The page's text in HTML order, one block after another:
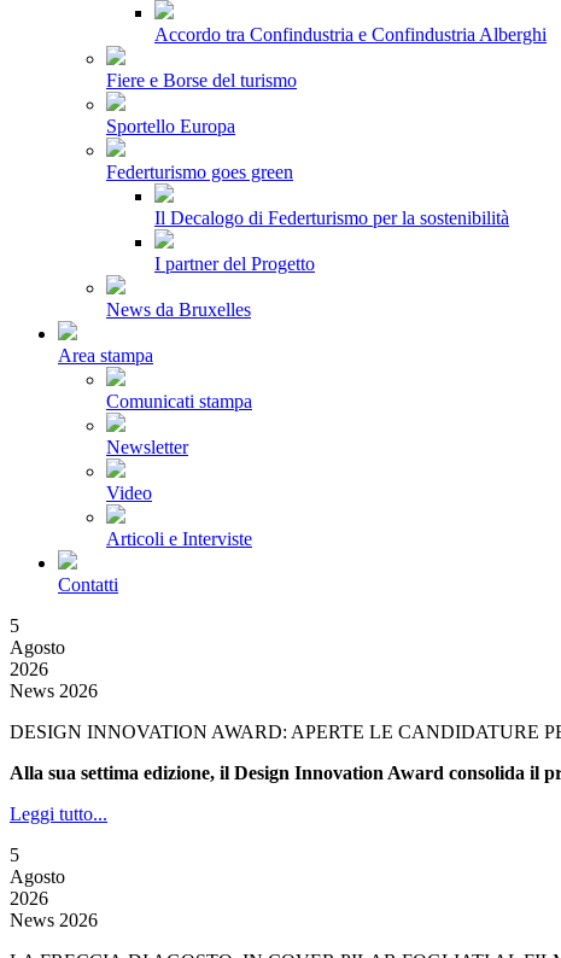
Accordo tra Confindustria e Confindustria Alberghi
Fiere e Borse del turismo
Sportello Europa
Federturismo goes green
Il Decalogo di Federturismo per la sostenibilità
I partner del Progetto
News da Bruxelles
Area stampa
Comunicati stampa
Newsletter
Video
Articoli e Interviste
Contatti
5
Agosto
2026
News 2026
DESIGN INNOVATION AWARD: APERTE LE CANDIDATURE
Alla sua settima edizione, il Design Innovation Award consolida
Leggi tutto...
5
Agosto
2026
News 2026